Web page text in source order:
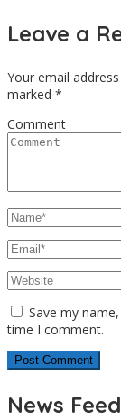
Leave a
Your email
marked *
Comment
Save my
time I comment.
News Feed